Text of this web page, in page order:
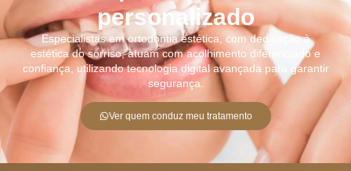
personalizado
Especialistas em ortodontia estética, com dedicação à
estética do sorriso, atuam com acolhimento diferenciado e
confiança, utilizando tecnologia digital avançada para garantir
segurança.
Ver quem conduz meu tratamento